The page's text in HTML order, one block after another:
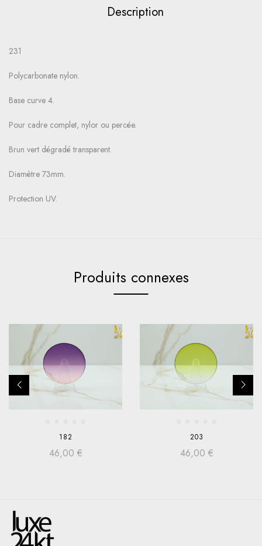
Description
231
Polycarbonate nylon.
Base curve 4.
Pour cadre complet, nylor ou percée.
Brun vert dégradé transparent.
Diamètre 73mm.
Protection UV.
Produits connexes
182
46,00 €
203
46,00 €